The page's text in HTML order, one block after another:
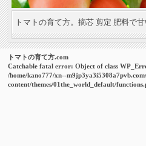
トマトの育て方。摘芯 剪定 肥料で甘
トマトの育て方.com
Catchable fatal error: Object of class
/home/kano777/xn--
content/themes/01the_world_default/